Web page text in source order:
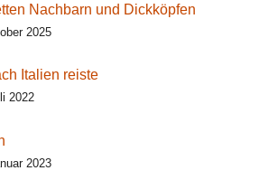
Nachbarn und Dickköpfen
2025
Italien reiste
2022
2023